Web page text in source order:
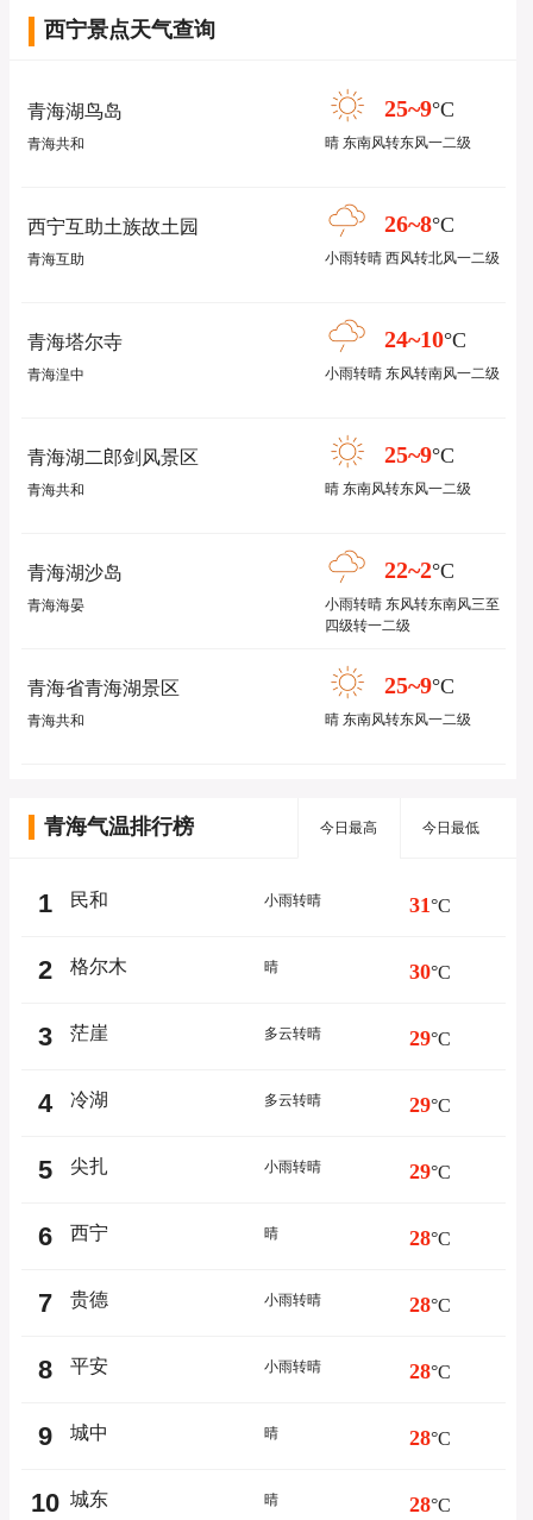
西宁景点天气查询
青海湖鸟岛
青海共和
25~9°C
晴 东南风转东风一二级
西宁互助土族故土园
青海互助
26~8°C
小雨转晴 西风转北风一二级
青海塔尔寺
青海湟中
24~10°C
小雨转晴 东风转南风一二级
青海湖二郎剑风景区
青海共和
25~9°C
晴 东南风转东风一二级
青海湖沙岛
青海海晏
22~2°C
小雨转晴 东风转东南风三至
四级转一二级
青海省青海湖景区
青海共和
25~9°C
晴 东南风转东风一二级
青海气温排行榜 今日最高 今日最低
1 民和 小雨转晴 31°C
2 格尔木 晴 30°C
3 茫崖 多云转晴 29°C
4 冷湖 多云转晴 29°C
5 尖扎 小雨转晴 29°C
6 西宁 晴 28°C
7 贵德 小雨转晴 28°C
8 平安 小雨转晴 28°C
9 城中 晴 28°C
10 城东 晴 28°C